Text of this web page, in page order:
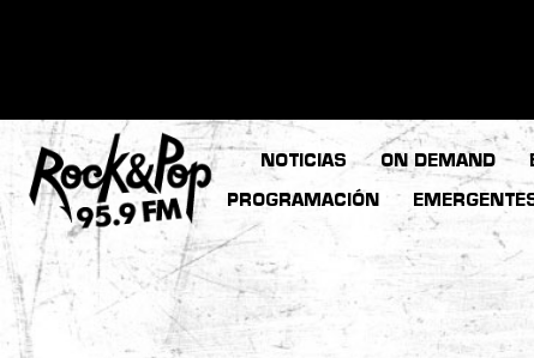
NOTICIAS ON DEMAND
PROGRAMACIÓN